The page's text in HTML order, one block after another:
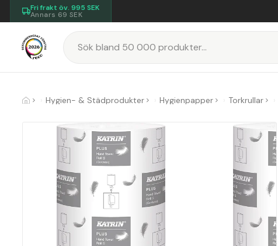
Fri frakt öv. 995 SEK
Annars 69 SEK
Hygien- & Städprodukter Hygienpapper Torkrullar